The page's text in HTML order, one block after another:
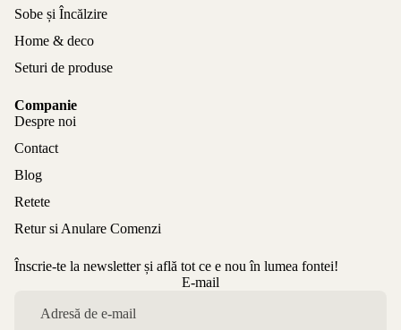
Sobe și Încălzire
Home & deco
Seturi de produse
Companie
Despre noi
Contact
Blog
Retete
Retur si Anulare Comenzi
Înscrie-te la newsletter și află tot ce e nou în lumea fontei!
E-mail
Politica de confidențialitate